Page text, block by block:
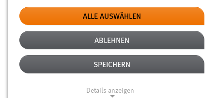
Typ
Erstellungsdatum
Alter
ALLE AUSWÄHLEN
ABLEHNEN
SPEICHERN
Details anzeigen